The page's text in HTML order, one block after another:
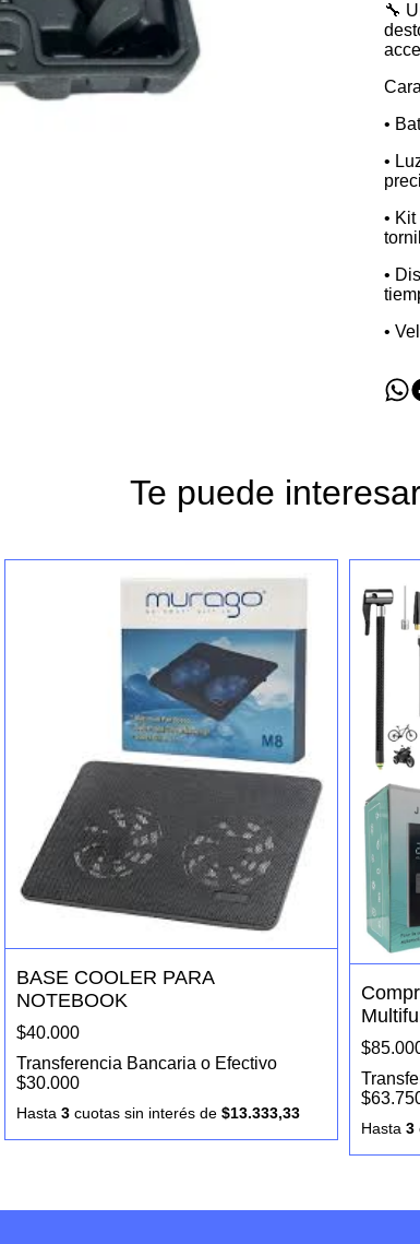
🔧
•
•
•
•
•
Te puede
BASE COOLER PARA
NOTEBOOK
$40.000
Transferencia Bancaria o Efectivo
$30.000
Hasta 3 cuotas sin interés de $13.333,33
Hasta 3